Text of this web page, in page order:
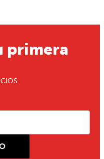
primera